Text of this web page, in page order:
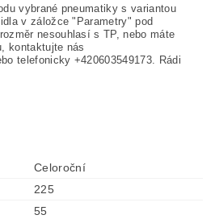
vybrané pneumatiky s variantou
v záložce "Parametry" pod
nesouhlasí s TP, nebo máte
kontaktujte nás
telefonicky +420603549173. Rádi
Celoroční
225
55